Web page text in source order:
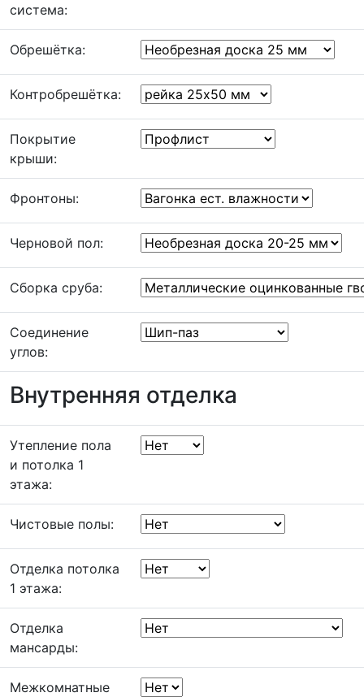
система:
Обрешётка:
Контробрешётка:
Покрытие
крыши:
Фронтоны:
Черновой пол:
Сборка сруба:
Соединение
углов:
Внутренняя отделка
Утепление пола
и потолка 1
этажа:
Чистовые полы:
Отделка потолка
1 этажа:
Отделка
мансарды:
Межкомнатные